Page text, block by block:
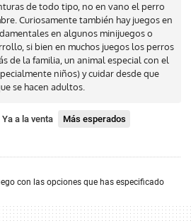
de todo tipo, no en vano el perro
Curiosamente también hay juegos en
en algunos minijuegos o
si bien en muchos juegos los perros
de la familia, un animal especial con el
niños) y cuidar desde que
se hacen adultos.
Ya a la venta
Más esperados
con las opciones que has especificado